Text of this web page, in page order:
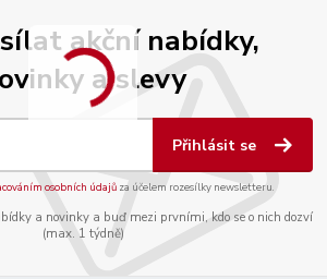
akční nabídky,
a slevy
Přihlásit se
osobních údajůza účelem rozesílky newsletteru.
a novinky a buď mezi prvními, kdo se o nich dozví
(max. 1 týdně)